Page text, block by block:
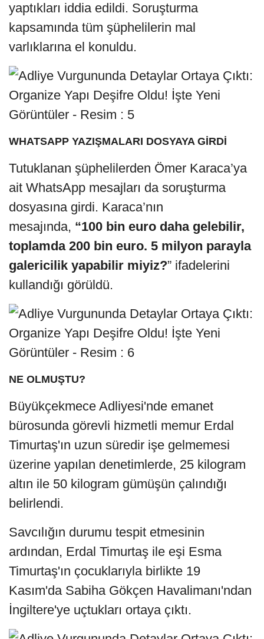
yaptıkları iddia edildi. Soruşturma
kapsamında tüm şüphelilerin mal
varlıklarına el konuldu.
WHATSAPP YAZIŞMALARI DOSYAYA GİRDİ
Tutuklanan şüphelilerden Ömer Karaca’ya
ait WhatsApp mesajları da soruşturma
dosyasına girdi. Karaca’nın
mesajında, “100 bin euro daha gelebilir,
toplamda 200 bin euro. 5 milyon parayla
galericilik yapabilir miyiz?” ifadelerini
kullandığı görüldü.
NE OLMUŞTU?
Büyükçekmece Adliyesi'nde emanet
bürosunda görevli hizmetli memur Erdal
Timurtaş'ın uzun süredir işe gelmemesi
üzerine yapılan denetimlerde, 25 kilogram
altın ile 50 kilogram gümüşün çalındığı
belirlendi.
Savcılığın durumu tespit etmesinin
ardından, Erdal Timurtaş ile eşi Esma
Timurtaş'ın çocuklarıyla birlikte 19
Kasım'da Sabiha Gökçen Havalimanı'ndan
İngiltere'ye uçtukları ortaya çıktı.